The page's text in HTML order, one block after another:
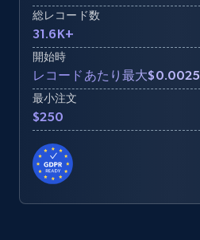
総レコード数
31.6K+
開始時
レコードあたり最大$0.0025
最小注文
$250